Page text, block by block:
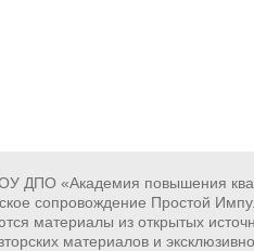
ДПО «Академия повышения
сопровождение Простой
материалы из открытых
материалов и